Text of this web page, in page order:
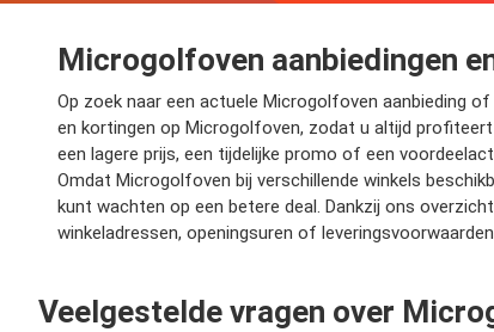
Microgolfoven aanbiedingen
Op zoek naar een actuele Microgolfoven aanbieding
en kortingen op Microgolfoven, zodat u altijd
een lagere prijs, een tijdelijke promo of een
Omdat Microgolfoven bij verschillende winkels
kunt wachten op een betere deal. Dankzij ons
winkeladressen, openingsuren of
Veelgestelde vragen over